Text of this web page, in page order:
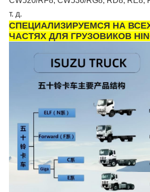
т. д.
СПЕЦИАЛИЗИРУЕМСЯ НА
ЧАСТЯХ ДЛЯ ГРУЗОВИКОВ